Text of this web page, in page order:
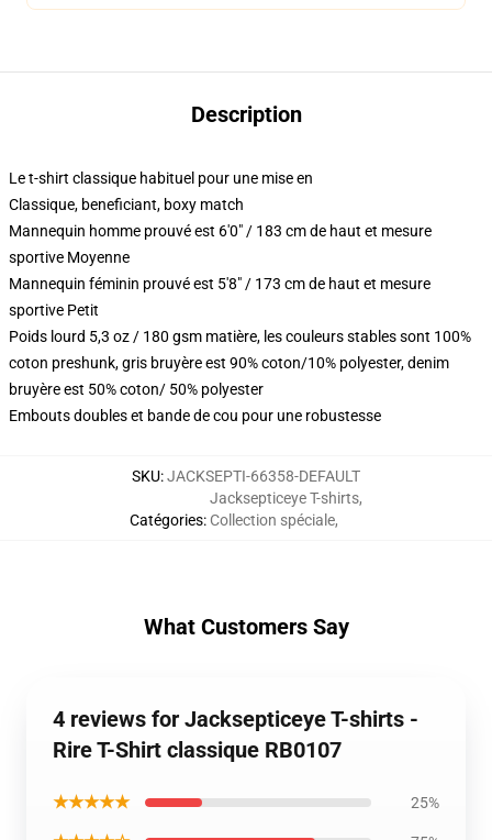
Description
Le t-shirt classique habituel pour une mise en
Classique, beneficiant, boxy match
Mannequin homme prouvé est 6'0" / 183 cm de haut et mesure
sportive Moyenne
Mannequin féminin prouvé est 5'8" / 173 cm de haut et mesure
sportive Petit
Poids lourd 5,3 oz / 180 gsm matière, les couleurs stables sont 100%
coton preshunk, gris bruyère est 90% coton/10% polyester, denim
bruyère est 50% coton/ 50% polyester
Embouts doubles et bande de cou pour une robustesse
SKU:JACKSEPTI-66358-DEFAULT
Catégories:
Jacksepticeye T-shirts,
Collection spéciale,
What Customers Say
4 reviews for Jacksepticeye T-shirts -
Rire T-Shirt classique RB0107
★★★★★ 25%